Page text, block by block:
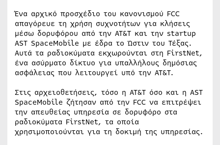
Ένα αρχικό προσχέδιο του κανονισμού FCC
απαγόρευε τη χρήση συχνοτήτων για κλήσεις
μέσω δορυφόρου από την AT&T και την startup
AST SpaceMobile με έδρα το Ώστιν του Τέξας.
Αυτά τα ραδιοκύματα εκχωρούνται στη FirstNet,
ένα ασύρματο δίκτυο για υπαλλήλους δημόσιας
ασφάλειας που λειτουργεί υπό την AT&T.
Στις αρχειοθετήσεις, τόσο η AT&T όσο και η AST
SpaceMobile ζήτησαν από την FCC να επιτρέψει
την απευθείας υπηρεσία σε δορυφόρο στα
ραδιοκύματα FirstNet, τα οποία
χρησιμοποιούνται για τη δοκιμή της υπηρεσίας.